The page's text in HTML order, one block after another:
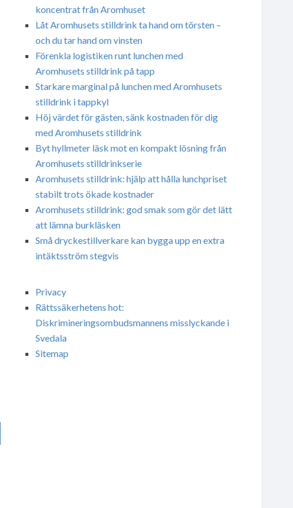
koncentrat från Aromhuset
Låt Aromhusets stilldrink ta hand om törsten –
och du tar hand om vinsten
Förenkla logistiken runt lunchen med
Aromhusets stilldrink på tapp
Starkare marginal på lunchen med Aromhusets
stilldrink i tappkyl
Höj värdet för gästen, sänk kostnaden för dig
med Aromhusets stilldrink
Byt hyllmeter läsk mot en kompakt lösning från
Aromhusets stilldrinkserie
Aromhusets stilldrink: hjälp att hålla lunchpriset
stabilt trots ökade kostnader
Aromhusets stilldrink: god smak som gör det lätt
att lämna burkläsken
Små dryckestillverkare kan bygga upp en extra
intäktsström stegvis
Privacy
Rättssäkerhetens hot:
Diskrimineringsombudsmannens misslyckande i
Svedala
Sitemap